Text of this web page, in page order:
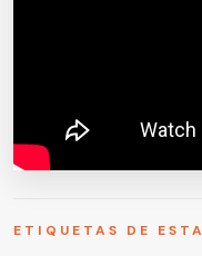
ETIQUETAS DE